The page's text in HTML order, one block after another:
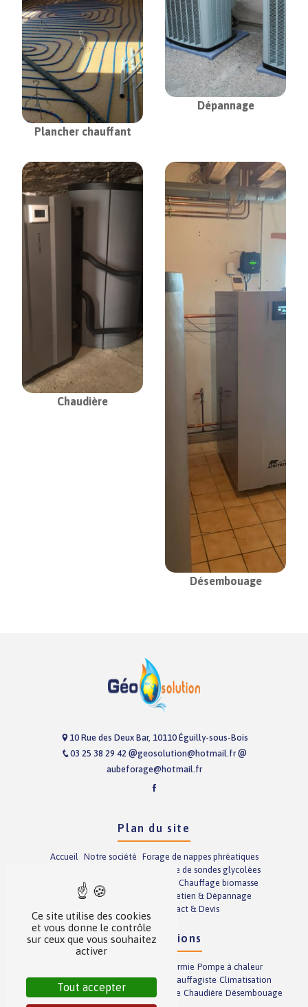
Plancher chauffant
Dépannage
Chaudière
Désembouage
10 Rue des Deux Bar, 10110 Éguilly-sous-Bois
03 25 38 29 42
geosolution@hotmail.fr
aubeforage@hotmail.fr
Plan du site
Accueil Notre société Forage de nappes phréatiques
Pose de sondes glycolées
Prestations annexes
Chauffage biomasse
Climatisation
Entretien & Dépannage
Contact & Devis
Nos prestations
Géothermie Pompe à chaleur
Poêle à granulés Entretien fioul Chauffagiste Climatisation
Plancher chauffant Dépannage Chaudière Désembouage
Ce site utilise des cookies
et vous donne le contrôle
sur ceux que vous souhaitez
activer
Tout accepter